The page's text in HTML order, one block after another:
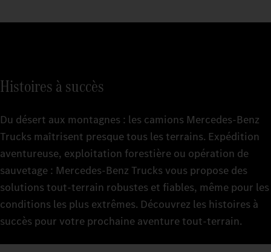
Histoires à succès
Du désert aux montagnes : les camions Mercedes‑Benz
Trucks maîtrisent presque tous les terrains. Expédition
aventureuse, exploitation forestière ou opération de
sauvetage : Mercedes‑Benz Trucks vous propose des
solutions tout-terrain robustes et fiables, même pour les
conditions les plus extrêmes. Découvrez les histoires à
succès pour votre prochaine aventure tout-terrain.